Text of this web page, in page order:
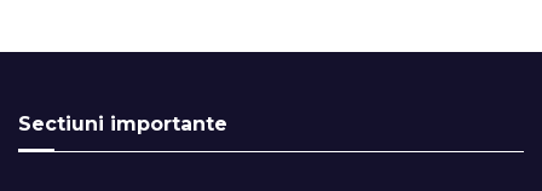
Sectiuni importante